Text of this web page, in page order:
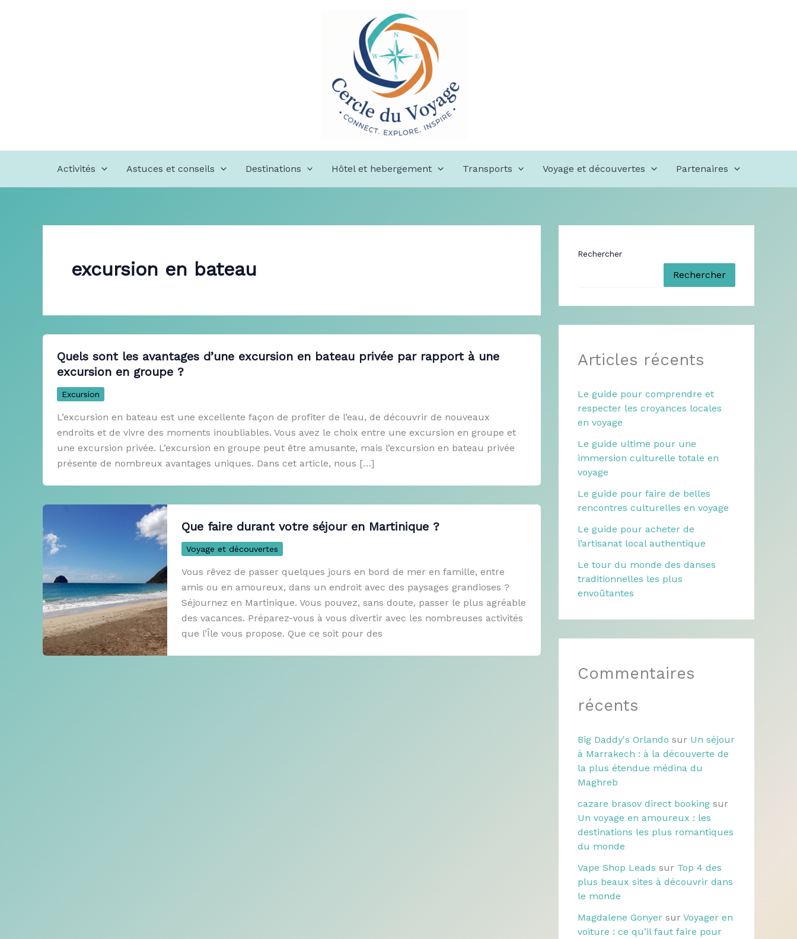
Activités Astuces et conseils Destinations Hôtel et hebergement Transports Voyage et découvertes Partenaires
excursion en bateau
Quels sont les avantages d’une excursion en bateau privée par rapport à une
excursion en groupe ?
Excursion
L’excursion en bateau est une excellente façon de profiter de l’eau, de découvrir de nouveaux
endroits et de vivre des moments inoubliables. Vous avez le choix entre une excursion en groupe et
une excursion privée. L’excursion en groupe peut être amusante, mais l’excursion en bateau privée
présente de nombreux avantages uniques. Dans cet article, nous […]
Que faire durant votre séjour en Martinique ?
Voyage et découvertes
Vous rêvez de passer quelques jours en bord de mer en famille, entre
amis ou en amoureux, dans un endroit avec des paysages grandioses ?
Séjournez en Martinique. Vous pouvez, sans doute, passer le plus agréable
des vacances. Préparez-vous à vous divertir avec les nombreuses activités
que l’Île vous propose. Que ce soit pour des
Rechercher
Rechercher
Articles récents
Le guide pour comprendre et
respecter les croyances locales
en voyage
Le guide ultime pour une
immersion culturelle totale en
voyage
Le guide pour faire de belles
rencontres culturelles en voyage
Le guide pour acheter de
l’artisanat local authentique
Le tour du monde des danses
traditionnelles les plus
envoûtantes
Commentaires
récents
Big Daddy's Orlando sur Un séjour
à Marrakech : à la découverte de
la plus étendue médina du
Maghreb
cazare brasov direct booking sur
Un voyage en amoureux : les
destinations les plus romantiques
du monde
Vape Shop Leads sur Top 4 des
plus beaux sites à découvrir dans
le monde
Magdalene Gonyer sur Voyager en
voiture : ce qu’il faut faire pour